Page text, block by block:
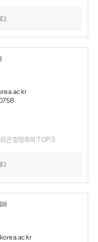
.
최근 발명특허 TOP3
.
과